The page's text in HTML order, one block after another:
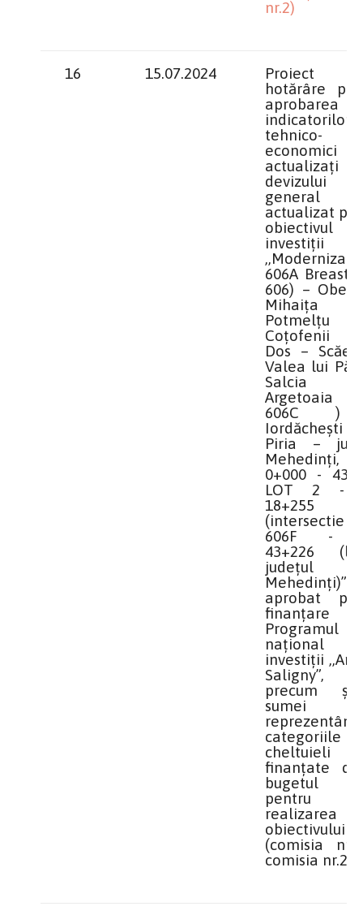
nr.2)
16 15.07.2024
Proiect
hotărâre
aprobarea
indicatorilor
tehnico-
economici
actualizați
devizului
general
actualizat
obiectivul
investiții
606A Breasta
606) –
Coțofenii
Dos –
Valea lui
Salcia
Argetoaia
606C )
Piria –
Mehedinți,
0+000 -
LOT 2 -
18+255
(intersectie
606F -
43+226
județul
Mehedinți)”
aprobat
finanțare
Programul
național
investiții
precum
sumei
reprezentând
categoriile
cheltuieli
finanțate
bugetul
pentru
realizarea
obiectivului
(comisia
comisia nr.2)